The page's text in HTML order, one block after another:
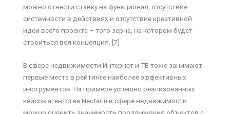
можно отнести ставку на функционал, отсутствие
системности в действиях и отсутствие креативной
идеи всего проекта – того зерна, на котором будет
строиться вся концепция. [7]
В сфере недвижимости Интернет и ТВ тоже занимают
первые места в рейтинге наиболее эффективных
инструментов. На примере успешно реализованных
кейсов агентства Nectarin в сфере недвижимости